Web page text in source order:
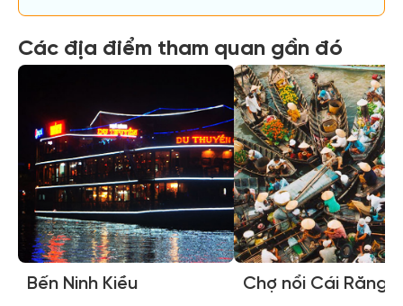
Các địa điểm tham quan gần đó
Bến Ninh Kiều Chợ nổi Cái Răng